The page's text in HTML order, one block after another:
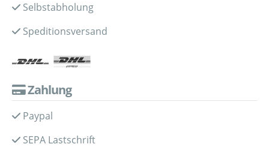
Selbstabholung
Speditionsversand
Zahlung
Paypal
SEPA Lastschrift